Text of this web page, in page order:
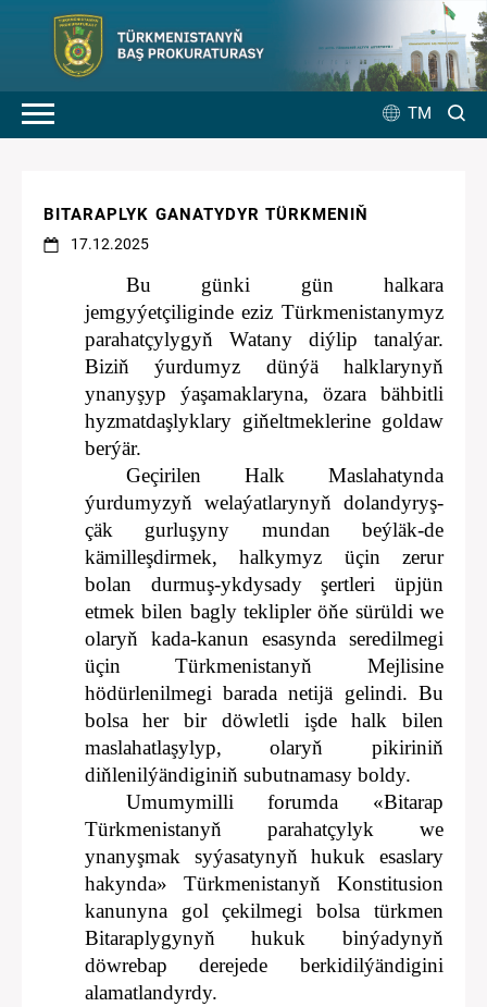
TM
BITARAPLYK GANATYDYR TÜRKMENIŇ
17.12.2025
Bu günki gün halkara
jemgyýetçiliginde eziz Türkmenistanymyz
parahatçylygyň Watany diýlip tanalýar.
Biziň ýurdumyz dünýä halklarynyň
ynanyşyp ýaşamaklaryna, özara bähbitli
hyzmatdaşlyklary giňeltmeklerine goldaw
berýär.
Geçirilen Halk Maslahatynda
ýurdumyzyň welaýatlarynyň dolandyryş-
çäk gurluşyny mundan beýläk-de
kämilleşdirmek, halkymyz üçin zerur
bolan durmuş-ykdysady şertleri üpjün
etmek bilen bagly teklipler öňe sürüldi we
olaryň kada-kanun esasynda seredilmegi
üçin Türkmenistanyň Mejlisine
hödürlenilmegi barada netijä gelindi. Bu
bolsa her bir döwletli işde halk bilen
maslahatlaşylyp, olaryň pikiriniň
diňlenilýändiginiň subutnamasy boldy.
Umumymilli forumda «Bitarap
Türkmenistanyň parahatçylyk we
ynanyşmak syýasatynyň hukuk esaslary
hakynda» Türkmenistanyň Konstitusion
kanunyna gol çekilmegi bolsa türkmen
Bitaraplygynyň hukuk binýadynyň
döwrebap derejede berkidilýändigini
alamatlandyrdy.